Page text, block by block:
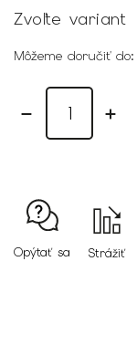
Zvoľte variant
Môžeme doručiť do:
Opýtať sa Strážiť